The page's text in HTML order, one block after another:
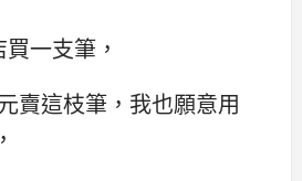
一支筆，
賣這枝筆，我也願意用